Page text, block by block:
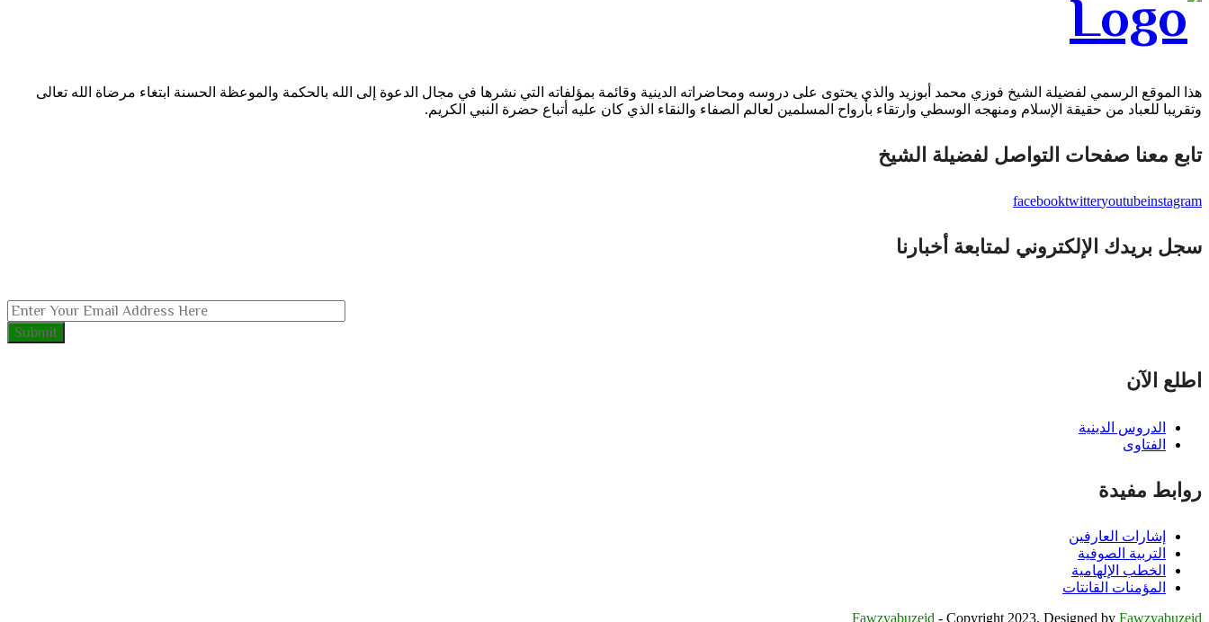
هذا الموقع الرسمي لفضيلة الشيخ فوزي محمد أبوزيد والذي يحتوى على دروسه ومحاضراته الدينية وقائمة بمؤلفاته التي نشرها في مجال الدعوة إلى الله بالحكمة والموعظة الحسنة ابتغاء مرضاة الله تعالى
وتقريبا للعباد من حقيقة الإسلام ومنهجه الوسطي وارتقاء بأرواح المسلمين لعالم الصفاء والنقاء الذي كان عليه أتباع حضرة النبي الكريم.
تابع معنا صفحات التواصل لفضيلة الشيخ
facebooktwitteryoutubeinstagram
سجل بريدك الإلكتروني لمتابعة أخبارنا
اطلع الآن
الدروس الدينية
الفتاوى
روابط مفيدة
إشارات العارفين
التربية الصوفية
الخطب الإلهامية
المؤمنات القانتات
Fawzyabuzeid - Copyright 2023. Designed by Fawzyabuzeid